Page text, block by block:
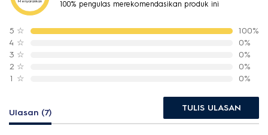
Menyarankan 100% pengulas merekomendasikan produk ini
5 ☆
100%
4 ☆
0%
3 ☆
0%
2 ☆
0%
1 ☆ 0%
Ulasan (7) TULIS ULASAN